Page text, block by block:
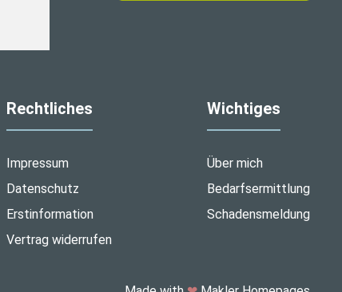
Rechtliches
Impressum
Datenschutz
Erstinformation
Vertrag widerrufen
Wichtiges
Über mich
Bedarfsermittlung
Schadensmeldung